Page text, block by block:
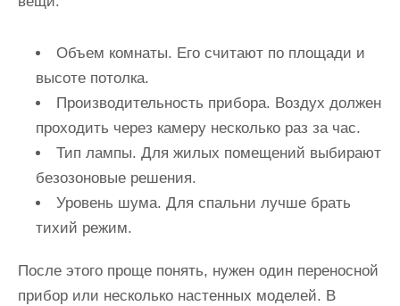
Объем комнаты. Его считают по площади и
высоте потолка.
Производительность прибора. Воздух должен
проходить через камеру несколько раз за час.
Тип лампы. Для жилых помещений выбирают
безозоновые решения.
Уровень шума. Для спальни лучше брать
тихий режим.
После этого проще понять, нужен один переносной
прибор или несколько настенных моделей. В